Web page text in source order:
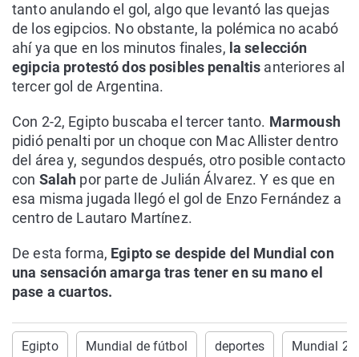
tanto anulando el gol, algo que levantó las quejas
de los egipcios. No obstante, la polémica no acabó
ahí ya que en los minutos finales, la selección
egipcia protestó dos posibles penaltis anteriores al
tercer gol de Argentina.
Con 2-2, Egipto buscaba el tercer tanto. Marmoush
pidió penalti por un choque con Mac Allister dentro
del área y, segundos después, otro posible contacto
con Salah por parte de Julián Álvarez. Y es que en
esa misma jugada llegó el gol de Enzo Fernández a
centro de Lautaro Martínez.
De esta forma, Egipto se despide del Mundial con
una sensación amarga tras tener en su mano el
pase a cuartos.
Egipto Mundial de fútbol deportes Mundial